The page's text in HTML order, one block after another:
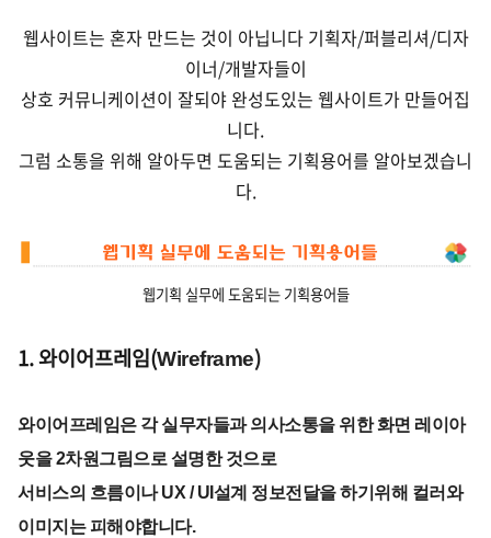
웹사이트는 혼자 만드는 것이 아닙니다 기획자/퍼블리셔/디자
이너/개발자들이
상호 커뮤니케이션이 잘되야 완성도있는 웹사이트가 만들어집
니다.
그럼 소통을 위해 알아두면 도움되는 기획용어를 알아보겠습니
다.
웹기획 실무에 도움되는 기획용어들
1. 와이어프레임(Wireframe)
와이어프레임은 각 실무자들과 의사소통을 위한 화면 레이아
웃을 2차원그림으로 설명한 것으로
서비스의 흐름이나 UX / UI설계 정보전달을 하기위해 컬러와
이미지는 피해야합니다.